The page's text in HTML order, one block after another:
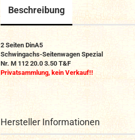
Beschreibung
2 Seiten DinA5
Schwingachs-Seitenwagen Spezial
Nr. M 112 20.0 3.50 T&F
Privatsammlung, kein Verkauf!!
Hersteller Informationen